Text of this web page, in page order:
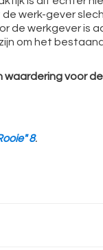
de werk-gever
de werkgever is
om het
waardering voor
8.